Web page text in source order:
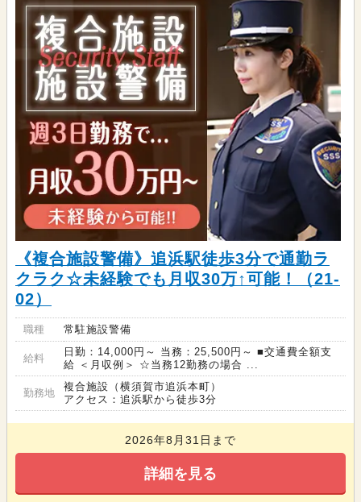
《複合施設警備》追浜駅徒歩3分で通勤ラ
クラク☆未経験でも月収30万↑可能！（21-
02）
職種 常駐施設警備
給料
日勤：14,000円～ 当務：25,500円～ ■交通費全額支
給 ＜月収例＞ ☆当務12勤務の場合 ...
勤務地
複合施設（横須賀市追浜本町）
アクセス：追浜駅から徒歩3分
2026年8月31日まで
詳細を見る